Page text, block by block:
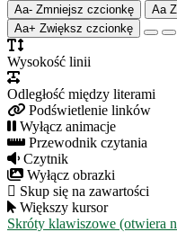
Aa- Zmniejsz czcionkę Aa
Aa+ Zwiększ czcionkę
Wysokość linii
Odległość między literami
Podświetlenie linków
Wyłącz animacje
Przewodnik czytania
Czytnik
Wyłącz obrazki
Skup się na zawartości
Większy kursor
Skróty klawiszowe (otwiera